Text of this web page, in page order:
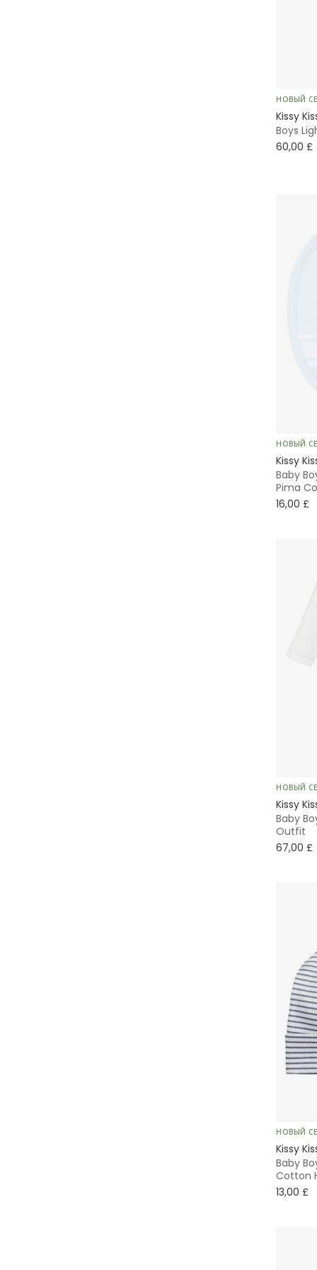
НОВЫЙ
Kissy
Boys
60,00 £
НОВЫЙ
Kissy
Baby
Pima
16,00 £
НОВЫЙ
Kissy
Baby
Outfit
67,00 £
НОВЫЙ
Kissy
Baby
Cotton
13,00 £